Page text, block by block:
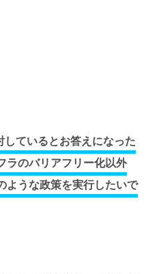
ているとお答えになった
ラのバリアフリー化以外
ような政策を実行したいで